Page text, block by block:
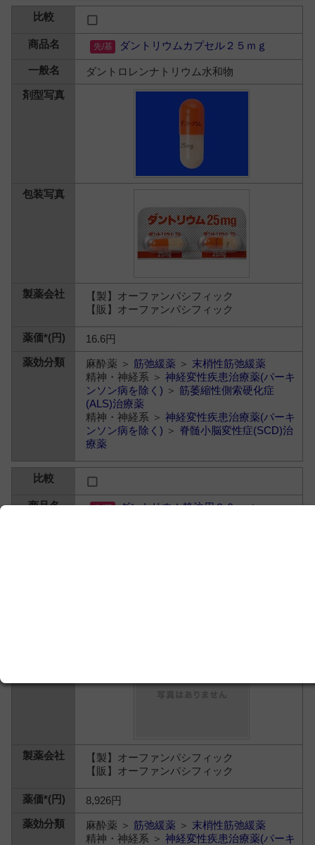
ダントリウムカプセル２５ｍｇ
ダントロレンナトリウム水和物
【製】オーファンパシフィック
【販】オーファンパシフィック
16.6円
麻酔薬 ＞ 筋弛緩薬 ＞ 末梢性筋弛緩薬
精神・神経系 ＞神経変性疾患治療薬(パーキ
ンソン病を除く) ＞ 筋萎縮性側索硬化症
(ALS)治療薬
精神・神経系 ＞神経変性疾患治療薬(パーキ
ンソン病を除く) ＞ 脊髄小脳変性症(SCD)治
療薬
ダントリウム静注用２０ｍｇ
【製】オーファンパシフィック
【販】オーファンパシフィック
8,926円
麻酔薬 ＞ 筋弛緩薬 ＞ 末梢性筋弛緩薬
精神・神経系 ＞神経変性疾患治療薬(パーキ